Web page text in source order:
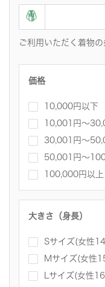
ご利用いただく着物
価格
10,000円以下
10,001円〜
30,001円～
50,001円～
100,000円以上
大きさ（身長）
Sサイズ(女性
Mサイズ(女性
Lサイズ(女性